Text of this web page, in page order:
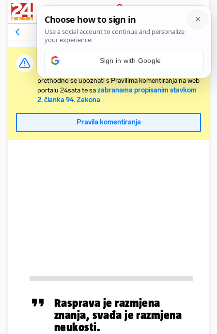
PRIJAVA
Komentari Relevantni
Važna obavijest:
Svaki korisnik koji želi komentirati članke obvezan je
prethodno se upoznati s Pravilima komentiranja na web
portalu 24sata te sazabranama propisanim stavkom
2. članka 94. Zakona .
Pravila komentiranja
Rasprava je razmjena
znanja, svađa je razmjena
neukosti.